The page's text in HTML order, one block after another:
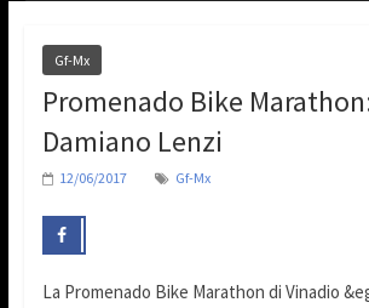
Gf-Mx
Promenado Bike
Damiano Lenzi
12/06/2017 Gf-Mx
La Promenado Bike Marathon di Vinadio